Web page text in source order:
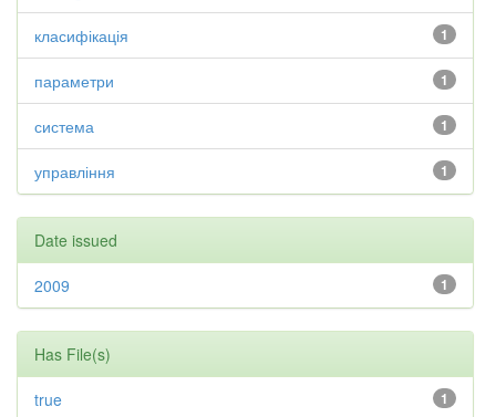
1
класифікація
1
параметри
1
система
1
управління
Date issued
1
2009
Has File(s)
1
true